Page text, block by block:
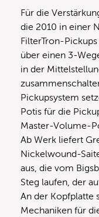
Für die
die 2010 in einer
FilterTron-
über einen 3-
in der
Pickupsystem
Potis für die
Master-Volume-
Ab Werk liefert
Nickelwound-
aus, die vom
Steg laufen, der
An der Kopfplatte
Mechaniken für